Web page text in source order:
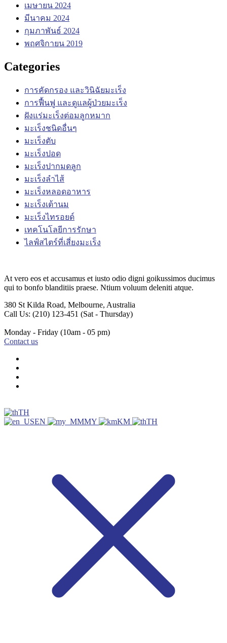
เมษายน 2024
มีนาคม 2024
กุมภาพันธ์ 2024
พฤศจิกายน 2019
Categories
การคัดกรอง และวินิฉัยมะเร็ง
การฟื้นฟู และดูแลผู้ป่วยมะเร็ง
ฝังแร่มะเร็งต่อมลูกหมาก
มะเร็งชนิดอื่นๆ
มะเร็งตับ
มะเร็งปอด
มะเร็งปากมดลูก
มะเร็งลำไส้
มะเร็งหลอดอาหาร
มะเร็งเต้านม
มะเร็งไทรอยด์
เทคโนโลยีการรักษา
ไลฟ์สไตร์ที่เสี่ยงมะเร็ง
At vero eos et accusamus et iusto odio digni goikussimos ducimus
qui to bonfo blanditiis praese. Ntium voluum deleniti atque.
380 St Kilda Road, Melbourne, Australia
Call Us: (210) 123-451 (Sat - Thursday)
Monday - Friday (10am - 05 pm)
Contact us
TH
EN
MY KM TH